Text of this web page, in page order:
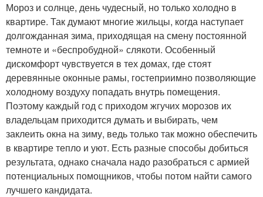
Мороз и солнце, день чудесный, но только холодно в
квартире. Так думают многие жильцы, когда наступает
долгожданная зима, приходящая на смену постоянной
темноте и «беспробудной» слякоти. Особенный
дискомфорт чувствуется в тех домах, где стоят
деревянные оконные рамы, гостеприимно позволяющие
холодному воздуху попадать внутрь помещения.
Поэтому каждый год с приходом жгучих морозов их
владельцам приходится думать и выбирать, чем
заклеить окна на зиму, ведь только так можно обеспечить
в квартире тепло и уют. Есть разные способы добиться
результата, однако сначала надо разобраться с армией
потенциальных помощников, чтобы потом найти самого
лучшего кандидата.